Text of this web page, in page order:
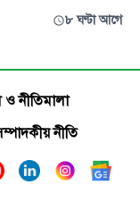
৮ ঘণ্টা আগে
ও নীতিমালা
নীতি